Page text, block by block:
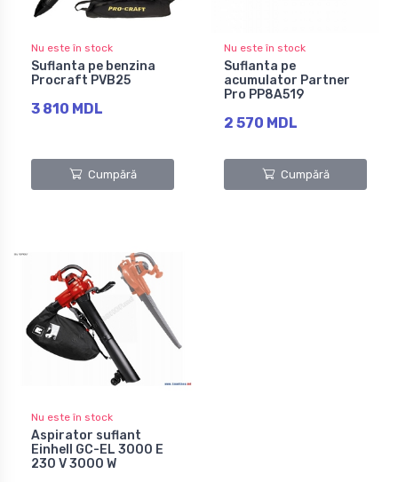
Nu este în stock
Suflanta pe benzina
Procraft PVB25
3 810 MDL
Cumpără
Nu este în stock
Suflanta pe
acumulator Partner
Pro PP8A519
2 570 MDL
Cumpără
Nu este în stock
Aspirator suflant
Einhell GC-EL 3000 E
230 V 3000 W